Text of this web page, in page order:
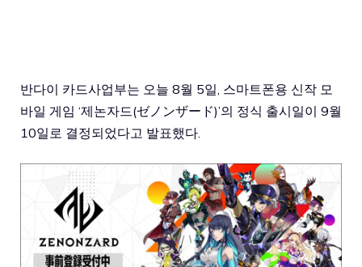
반다이 카드사업부는 오늘 8월 5일, 스마트폰용 신작 모
바일 게임 ‘제논자드(ゼノンザード)’의 정식 출시일이 9월
10일로 결정되었다고 발표했다.